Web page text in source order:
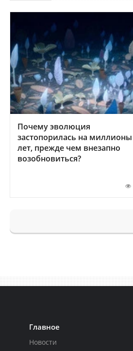
Почему эволюция
застопорилась на миллионы
лет, прежде чем внезапно
возобновиться?
Главное
Новости